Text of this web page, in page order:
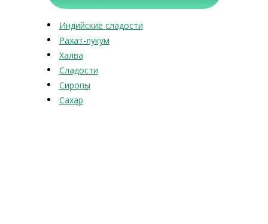
Индийские сладости
Рахат-лукум
Халва
Сладости
Сиропы
Сахар